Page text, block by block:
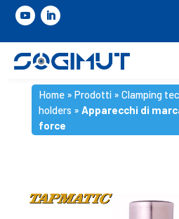
Home» Prodotti» Clamping
holders » Apparecchi di
force